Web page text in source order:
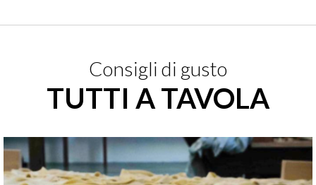
Consigli di gusto
TUTTI A TAVOLA